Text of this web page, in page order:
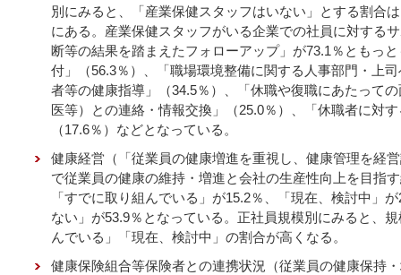
別にみると、「産業保健スタッフはいない」とする割合
にある。産業保健スタッフがいる企業での社員に対する
断等の結果を踏まえたフォローアップ」が73.1％ともっ
付」（56.3％）、「職場環境整備に関する人事部門・上
者等の健康指導」（34.5％）、「休職や復職にあたって
医等）との連絡・情報交換」（25.0％）、「休職者に対
（17.6％）などとなっている。
健康経営（「従業員の健康増進を重視し、健康管理を経
で従業員の健康の維持・増進と会社の生産性向上を目指
「すでに取り組んでいる」が15.2％、「現在、検討中」
ない」が53.9％となっている。正社員規模別にみると、
んでいる」「現在、検討中」の割合が高くなる。
健康保険組合等保険者との連携状況（従業員の健康保持